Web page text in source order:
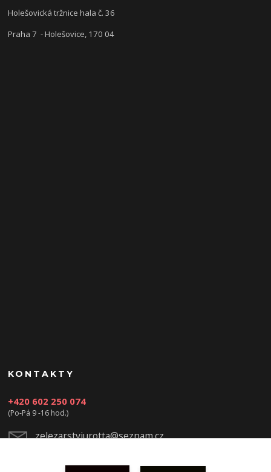
Holešovická tržnice hala č. 36
Praha 7 - Holešovice, 170 04
KONTAKTY
+420 602 250 074
(Po-Pá 9 -16 hod.)
zelezarstviurotta@seznam.cz